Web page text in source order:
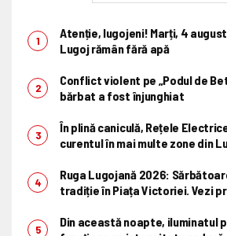
Atenție, lugojeni! Marți, 4
Lugoj rămân fără apă
Conflict violent pe „Podul de
bărbat a fost înjunghiat
În plină caniculă, Rețele
curentul în mai multe zone din
Ruga Lugojană 2026:
tradiție în Piața Victoriei. Vezi
Din această noapte, iluminatul